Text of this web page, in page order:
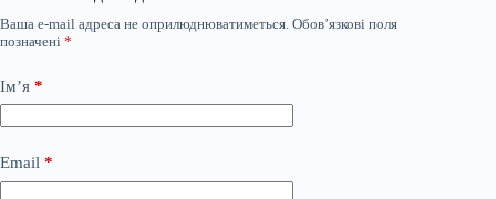
Ваша e-mail адреса не оприлюднюватиметься. Обов’язкові поля
позначені *
Ім’я *
Email *